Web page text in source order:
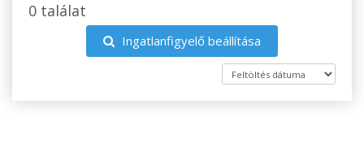
0 találat
Ingatlanfigyelő beállítása